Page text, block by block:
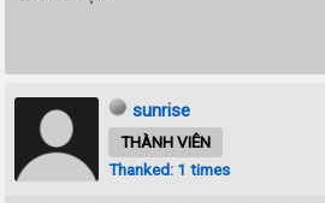
sunrise
THÀNH VIÊN
Thanked: 1 times